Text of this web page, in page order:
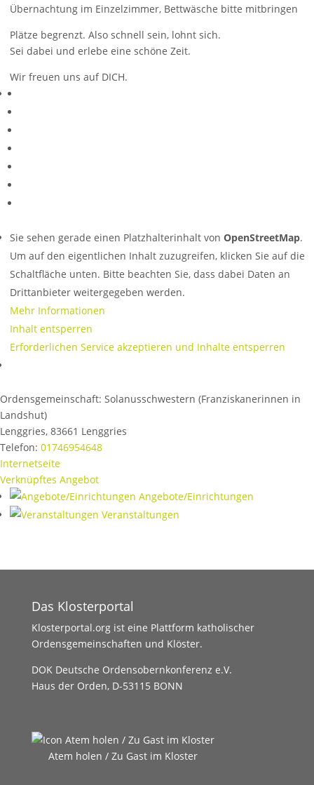
Übernachtung im Einzelzimmer, Bettwäsche bitte mitbringen
Plätze begrenzt. Also schnell sein, lohnt sich.
Sei dabei und erlebe eine schöne Zeit.
Wir freuen uns auf DICH.
Sie sehen gerade einen Platzhalterinhalt von OpenStreetMap.
Um auf den eigentlichen Inhalt zuzugreifen, klicken Sie auf die
Schaltfläche unten. Bitte beachten Sie, dass dabei Daten an
Drittanbieter weitergegeben werden.
Mehr Informationen
Inhalt entsperren
Erforderlichen Service akzeptieren und Inhalte entsperren
Ordensgemeinschaft: Solanusschwestern (Franziskanerinnen in
Landshut)
Lenggries, 83661 Lenggries
Telefon: 01746954648
Internetseite
Verknüpftes Angebot
Angebote/Einrichtungen
Veranstaltungen
Das Klosterportal
Klosterportal.org ist eine Plattform katholischer
Ordensgemeinschaften und Klöster.
DOK Deutsche Ordensobernkonferenz e.V.
Haus der Orden, D-53115 BONN
Atem holen / Zu Gast im Kloster